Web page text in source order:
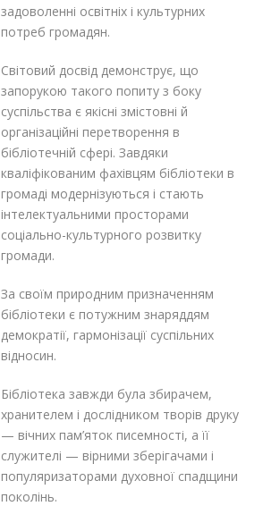
задоволенні освітніх і культурних
потреб громадян.
Світовий досвід демонструє, що
запорукою такого попиту з боку
суспільства є якісні змістовні й
організаційні перетворення в
бібліотечній сфері. Завдяки
кваліфікованим фахівцям бібліотеки в
громаді модернізуються і стають
інтелектуальними просторами
соціально-культурного розвитку
громади.
За своїм природним призначенням
бібліотеки є потужним знаряддям
демократії, гармонізації суспільних
відносин.
Бібліотека завжди була збирачем,
хранителем і дослідником творів друку
— вічних пам’яток писемності, а її
служителі — вірними зберігачами і
популяризаторами духовної спадщини
поколінь.